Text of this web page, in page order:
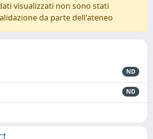
visualizzati non sono stati
da parte dell'ateneo
ND
ND